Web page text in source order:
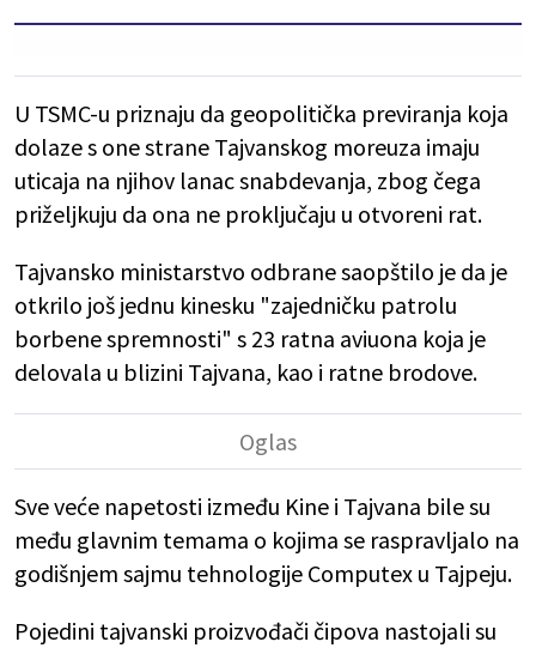
U TSMC-u priznaju da geopolitička previranja koja
dolaze s one strane Tajvanskog moreuza imaju
uticaja na njihov lanac snabdevanja, zbog čega
priželjkuju da ona ne proključaju u otvoreni rat.
Tajvansko ministarstvo odbrane saopštilo je da je
otkrilo još jednu kinesku "zajedničku patrolu
borbene spremnosti" s 23 ratna aviuona koja je
delovala u blizini Tajvana, kao i ratne brodove.
Sve veće napetosti između Kine i Tajvana bile su
među glavnim temama o kojima se raspravljalo na
godišnjem sajmu tehnologije Computex u Tajpeju.
Pojedini tajvanski proizvođači čipova nastojali su